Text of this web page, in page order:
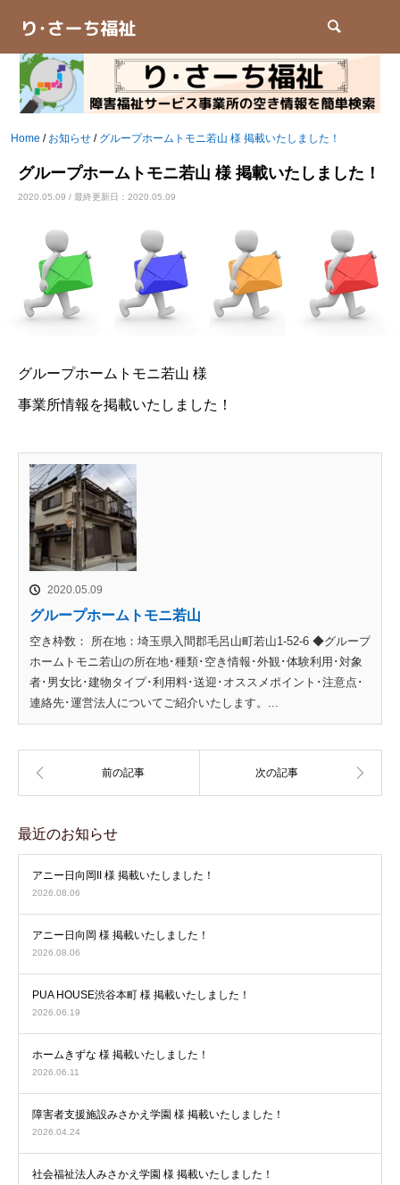
Home / お知らせ / グループホームトモニ若山 様 掲載いたしました！
グループホームトモニ若山 様 掲載いたしました！
2020.05.09 / 最終更新日：2020.05.09
グループホームトモニ若山 様
事業所情報を掲載いたしました！
2020.05.09
グループホームトモニ若山
空き枠数： 所在地：埼玉県入間郡毛呂山町若山1-52-6 ◆グループ
ホームトモニ若山の所在地･種類･空き情報･外観･体験利用･対象
者･男女比･建物タイプ･利用料･送迎･オススメポイント･注意点･
連絡先･運営法人についてご紹介いたします。...
最近のお知らせ
アニー日向岡II 様 掲載いたしました！
2026.08.06
アニー日向岡 様 掲載いたしました！
2026.08.06
PUA HOUSE渋谷本町 様 掲載いたしました！
2026.06.19
ホームきずな 様 掲載いたしました！
2026.06.11
障害者支援施設みさかえ学園 様 掲載いたしました！
2026.04.24
社会福祉法人みさかえ学園 様 掲載いたしました！